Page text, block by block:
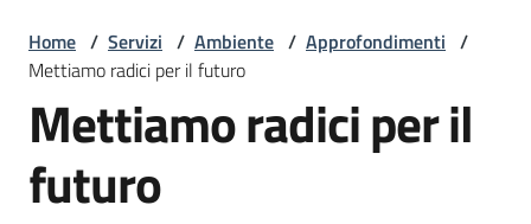
Novità
Home / Servizi / Ambiente / Approfondimenti /
Mettiamo radici per il futuro
Mettiamo radici per il
futuro